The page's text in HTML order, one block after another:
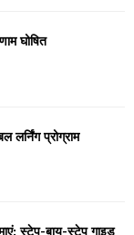
घोषित
प्रोग्राम
स्टेप-बाय-स्टेप गाइड